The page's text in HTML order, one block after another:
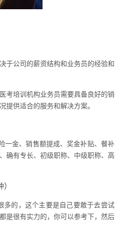
于公司的薪资结构和业务员的经验和
考培训机构业务员需要具备良好的销
提供适合的服务和解决方案。
一金、销售额提成、奖金补贴、餐补
确有专长、初级职称、中级职称、高
多的，这个主要是自己要敢于去尝试
是很有实力的，你可以参考下，然后